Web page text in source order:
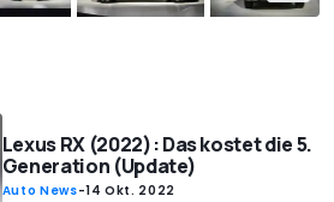
Lexus RX (2022): Das kostet die 5.
Generation (Update)
Auto News-14 Okt. 2022